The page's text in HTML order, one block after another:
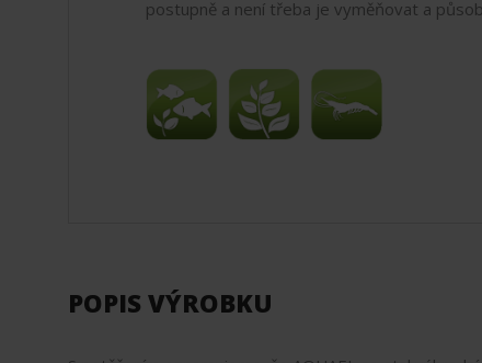
postupně a není třeba je vyměňovat a
POPIS VÝROBKU